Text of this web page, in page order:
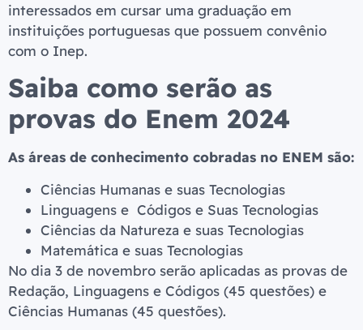
interessados em cursar uma graduação em
instituições portuguesas que possuem convênio
com o Inep.
Saiba como serão as
provas do Enem 2024
As áreas de conhecimento cobradas no ENEM são:
Ciências Humanas e suas Tecnologias
Linguagens e Códigos e Suas Tecnologias
Ciências da Natureza e suas Tecnologias
Matemática e suas Tecnologias
No dia 3 de novembro serão aplicadas as provas de
Redação, Linguagens e Códigos (45 questões) e
Ciências Humanas (45 questões).